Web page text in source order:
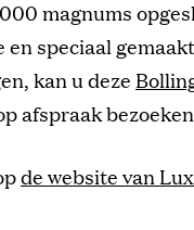
magnums
speciaal
kan u deze
afspraak
de website van